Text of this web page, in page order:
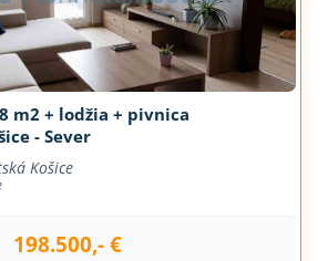
m2 + lodžia + pivnica
- Sever
Košice
198.500,- €